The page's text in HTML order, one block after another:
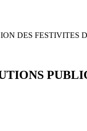
DES FESTIVITES